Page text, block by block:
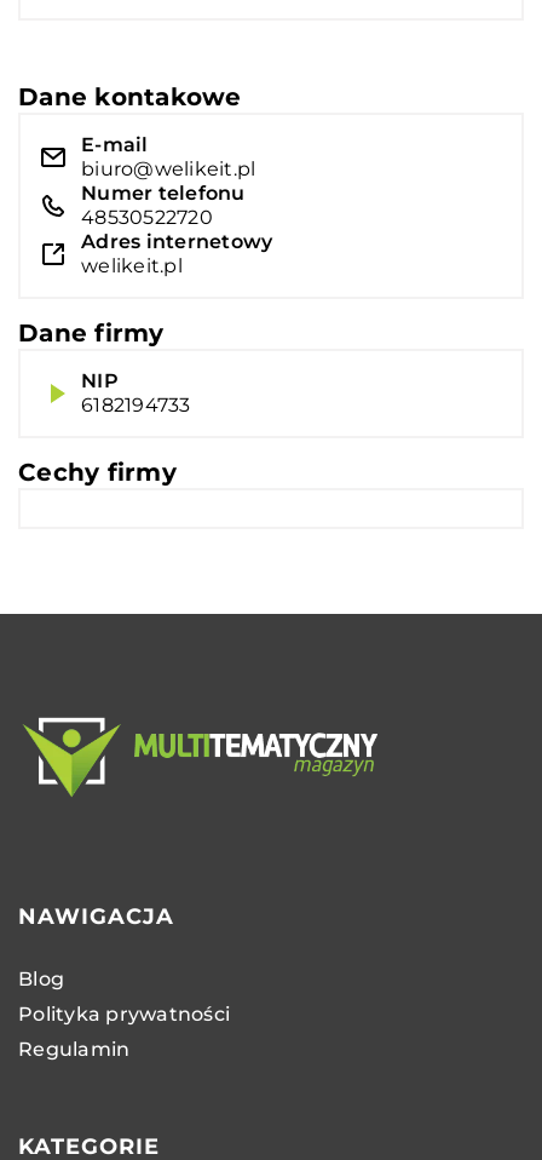
Dane kontakowe
E-mail
biuro@welikeit.pl
Numer telefonu
48530522720
Adres internetowy
welikeit.pl
Dane firmy
NIP
6182194733
Cechy firmy
NAWIGACJA
Blog
Polityka prywatności
Regulamin
KATEGORIE